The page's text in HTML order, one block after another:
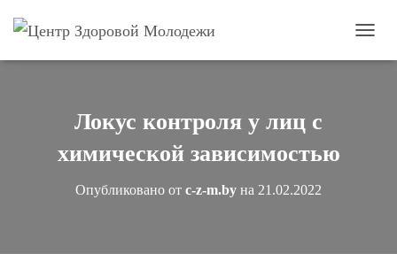
е
Локус контроля у лиц с
химической зависимостью
Опубликовано от c-z-m.by на 21.02.2022